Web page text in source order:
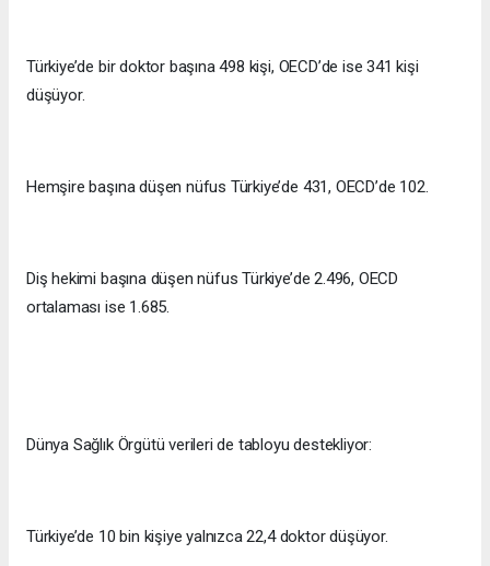
Türkiye’de bir doktor başına 498 kişi, OECD’de ise 341 kişi
düşüyor.
Hemşire başına düşen nüfus Türkiye’de 431, OECD’de 102.
Diş hekimi başına düşen nüfus Türkiye’de 2.496, OECD
ortalaması ise 1.685.
Dünya Sağlık Örgütü verileri de tabloyu destekliyor:
Türkiye’de 10 bin kişiye yalnızca 22,4 doktor düşüyor.